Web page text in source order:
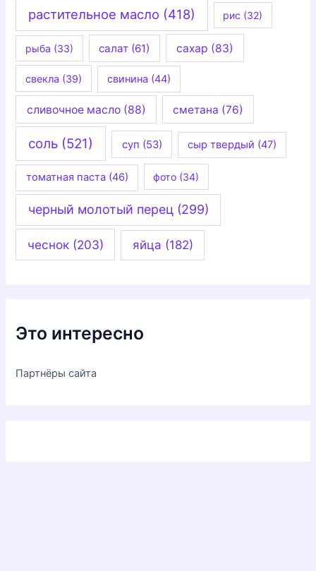
растительное масло (418) рис (32)
рыба (33) салат (61) сахар (83)
свекла (39) свинина (44)
сливочное масло(88) сметана (76)
соль (521) суп (53) сыр твердый (47)
томатная паста (46) фото (34)
черный молотый перец(299)
чеснок(203) яйца (182)
Это интересно
Партнёры сайта